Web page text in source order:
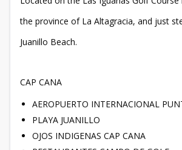
the province of La Altagracia, and just
Juanillo Beach.
CAP CANA
AEROPUERTO INTERNACIONAL
PLAYA JUANILLO
OJOS INDIGENAS CAP CANA